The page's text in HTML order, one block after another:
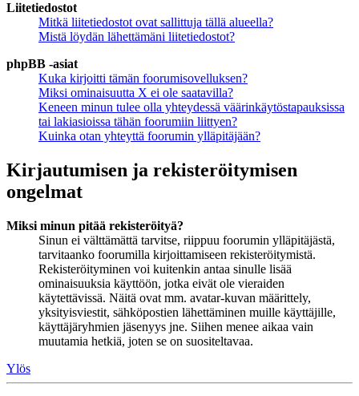
Liitetiedostot
Mitkä liitetiedostot ovat sallittuja tällä alueella?
Mistä löydän lähettämäni liitetiedostot?
phpBB -asiat
Kuka kirjoitti tämän foorumisovelluksen?
Miksi ominaisuutta X ei ole saatavilla?
Keneen minun tulee olla yhteydessä väärinkäytöstapauksissa
tai lakiasioissa tähän foorumiin liittyen?
Kuinka otan yhteyttä foorumin ylläpitäjään?
Kirjautumisen ja rekisteröitymisen
ongelmat
Miksi minun pitää rekisteröityä?
Sinun ei välttämättä tarvitse, riippuu foorumin ylläpitäjästä,
tarvitaanko foorumilla kirjoittamiseen rekisteröitymistä.
Rekisteröityminen voi kuitenkin antaa sinulle lisää
ominaisuuksia käyttöön, jotka eivät ole vieraiden
käytettävissä. Näitä ovat mm. avatar-kuvan määrittely,
yksityisviestit, sähköpostien lähettäminen muille käyttäjille,
käyttäjäryhmien jäsenyys jne. Siihen menee aikaa vain
muutamia hetkiä, joten se on suositeltavaa.
Ylös